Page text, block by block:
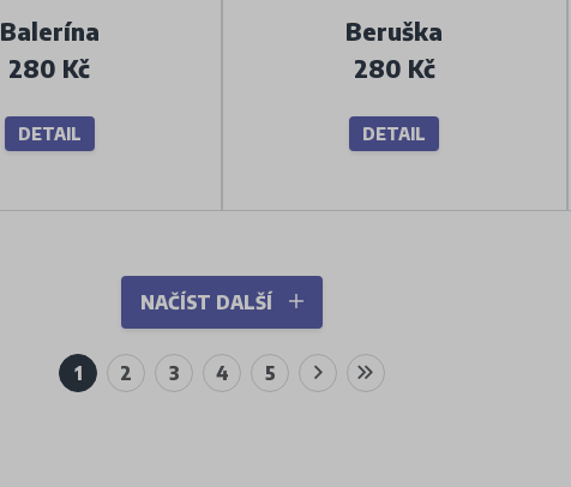
Balerína
280 Kč
DETAIL
Beruška
280 Kč
DETAIL
NAČÍST DALŠÍ
1 2 3 4 5